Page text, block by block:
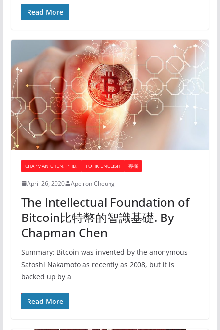
Read More
CHAPMAN CHEN, PHD. TOHK ENGLISH 專欄
April 26, 2020 Apeiron Cheung
The Intellectual Foundation of
Bitcoin比特幣的智識基礎. By
Chapman Chen
Summary: Bitcoin was invented by the anonymous
Satoshi Nakamoto as recently as 2008, but it is
backed up by a
Read More